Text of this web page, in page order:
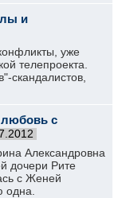
и
уже
телепроекта.
скандалистов,
любовь с
Александровна
дочери Рите
с Женей
одна.